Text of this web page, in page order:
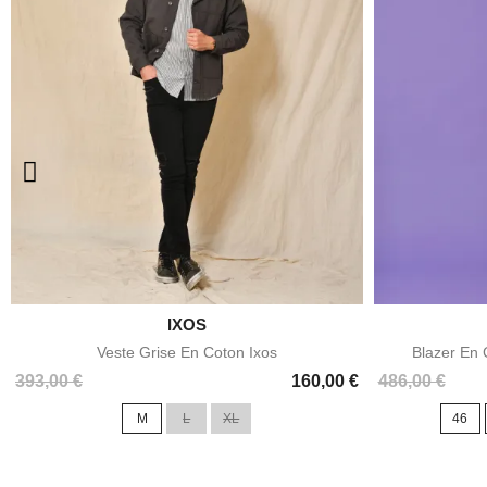
Aperçu rapide
IXOS
Veste Grise En Coton Ixos
393,00 € 160,00 €
Prix
M L XL
Blazer En
486,00 €
Prix
Prix
46